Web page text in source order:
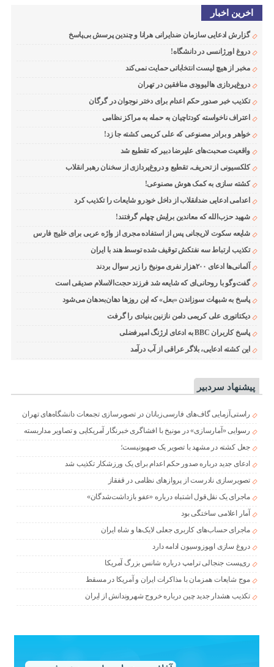
اخرین اخبار
گزارش ادعایی سازمان ضدایرانی هرانا و چندین پرسش بی‌پاسخ
دروغ اورژانسی در دانشگاه!
مخبر از هیچ لیست انتخاباتی حمایت نمی‌کند
دروغ‌پردازی هالیوودی منافقین در تهران
تکذیب خبر صدور حکم اعدام برای دختر نوجوان در گرگان
اعتراف ناخواسته کودتاچیان به حمله به مراکز نظامی
خواهر و برادر مصنوعی که علی کریمی کشته جا زد!
واقعیت صحبت‌های علیرضا دبیر که تقطیع شد
کلکسیونی از تحریف، تقطیع و دروغ‌پردازی از سخنان رهبر انقلاب
کشته سازی به کمک هوش مصنوعی!
اعدامی ادعایی ضدانقلاب از داخل خودرو شایعات را تکذیب کرد
شهید حزب‌الله که معاندین برایش چهلم گرفتند!
شایعه سکوت لاریجانی پس از استفاده مجری از واژه عربی برای خلیج فارس
تکذیب ارتباط سه نفتکش توقیف شده توسط هند با ایران
آلمانی‌ها ادعای ۲۰۰هزار نفری مونیخ را زیر سوال بردند
گفت‌وگو با روحانی‌ای که شایعه شد فرزند حجت‌الاسلام صدیقی است
پاسخ به شبهات سوزاندن «بعل» که این روزها دهان‌به‌دهان می‌شود
دیکتاتوری علی کریمی دامن نازنین بنیادی را گرفت
پاسخ کاربران BBC به ادعای ارژنگ امیرفضلی
این کشته ادعایی، بلاگر عراقی از آب درآمد
پیشنهاد سردبیر
راستی‌آزمایی گاف‌های فارسی‌زبانان در تصویرسازی تجمعات دانشگاه‌های تهران
رسوایی «آمارسازی» در مونیخ با افشاگری خبرنگار آمریکایی و تصاویر مداربسته
جعل کشته در مشهد با تصویر یک صهیونیست؛
ادعای جدید درباره صدور حکم اعدام برای یک ورزشکار تکذیب شد
تصویرسازی نادرست از پروازهای نظامی در قفقاز
ماجرای یک نقل‌قول اشتباه درباره «عفو بازداشت‌شدگان»
آمار اعلامی ساختگی بود
ماجرای حساب‌های کاربری جعلی لایک‌ها و شاه ایران
دروغ سازی اوپوزوسیون ادامه دارد
ری‌پست جنجالی ترامپ درباره شانس بزرگ آمریکا
موج شایعات همزمان با مذاکرات ایران و آمریکا در مسقط
تکذیب هشدار جدید چین درباره خروج شهروندانش از ایران